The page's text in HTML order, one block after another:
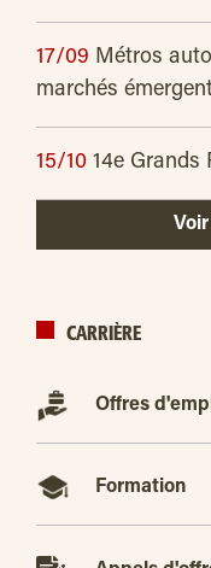
17/09 Métros
marchés
15/10 14e Grands
CARRIÈRE
Offres
Formation